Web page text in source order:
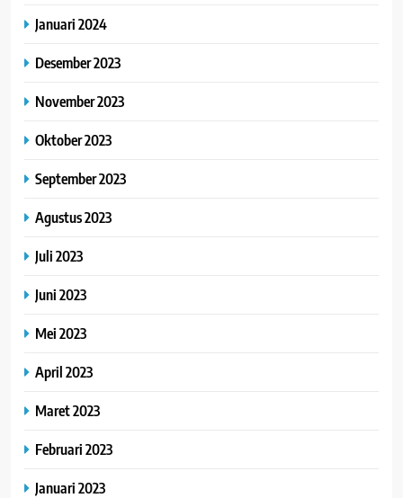
Januari 2024
Desember 2023
November 2023
Oktober 2023
September 2023
Agustus 2023
Juli 2023
Juni 2023
Mei 2023
April 2023
Maret 2023
Februari 2023
Januari 2023